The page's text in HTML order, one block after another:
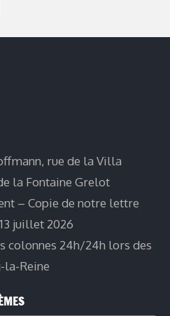
rue de la Villa
la Fontaine Grelot
– Copie de notre lettre
juillet 2026
colonnes 24h/24h lors des
la-Reine